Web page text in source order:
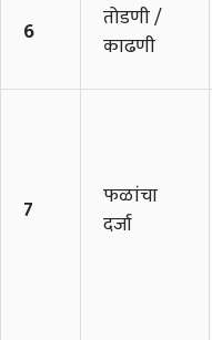
6
तोडणी /
काढणी
7
फळांचा
दर्जा